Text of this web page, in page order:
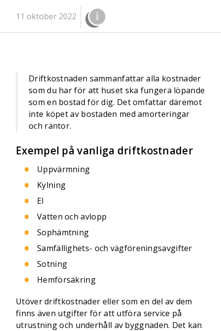
11 oktober 2022
Driftkostnaden sammanfattar alla kostnader
som du har för att huset ska fungera löpande
som en bostad för dig. Det omfattar däremot
inte köpet av bostaden med amorteringar
och räntor.
Exempel på vanliga driftkostnader
Uppvärmning
Kylning
El
Vatten och avlopp
Sophämtning
Samfällighets- och vägföreningsavgifter
Sotning
Hemförsäkring
Utöver driftkostnader eller som en del av dem
finns även utgifter för att utföra service på
utrustning och underhåll av byggnaden. Det kan